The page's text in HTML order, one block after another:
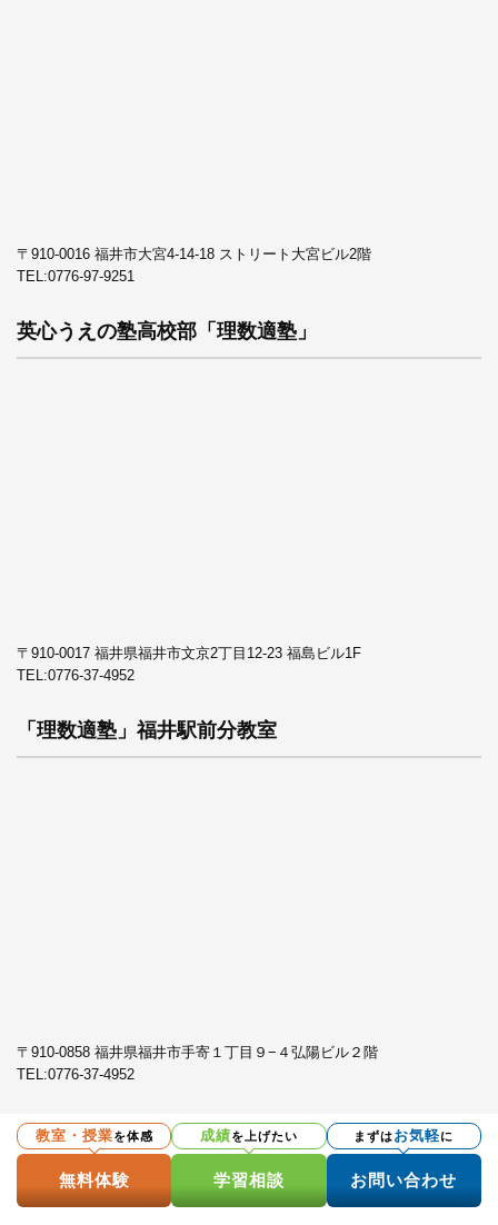
〒910-0016 福井市大宮4-14-18 ストリート大宮ビル2階
TEL:0776-97-9251
英心うえの塾高校部「理数適塾」
〒910-0017 福井県福井市文京2丁目12-23 福島ビル1F
TEL:0776-37-4952
「理数適塾」福井駅前分教室
〒910-0858 福井県福井市手寄１丁目９−４弘陽ビル２階
TEL:0776-37-4952
プライバシーポリシー
Copyright © 英心うえの塾 All Rights Reserved.
教室・授業を体感
無料体験
成績を上げたい
学習相談
まずはお気軽に
お問い合わせ